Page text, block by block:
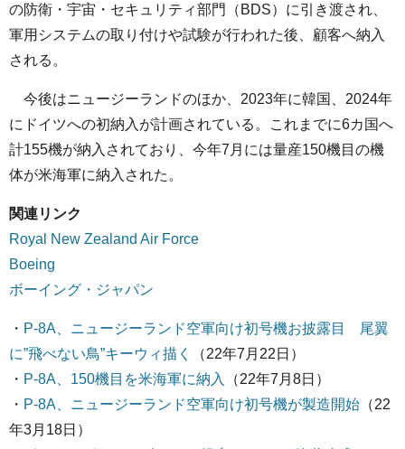
の防衛・宇宙・セキュリティ部門（BDS）に引き渡され、
軍用システムの取り付けや試験が行われた後、顧客へ納入
される。
今後はニュージーランドのほか、2023年に韓国、2024年
にドイツへの初納入が計画されている。これまでに6カ国へ
計155機が納入されており、今年7月には量産150機目の機
体が米海軍に納入された。
関連リンク
Royal New Zealand Air Force
Boeing
ボーイング・ジャパン
・ P-8A、ニュージーランド空軍向け初号機お披露目 尾翼
に”飛べない鳥”キーウィ描く
（22年7月22日）
・ P-8A、150機目を米海軍に納入
（22年7月8日）
・ P-8A、ニュージーランド空軍向け初号機が製造開始 （22
年3月18日）